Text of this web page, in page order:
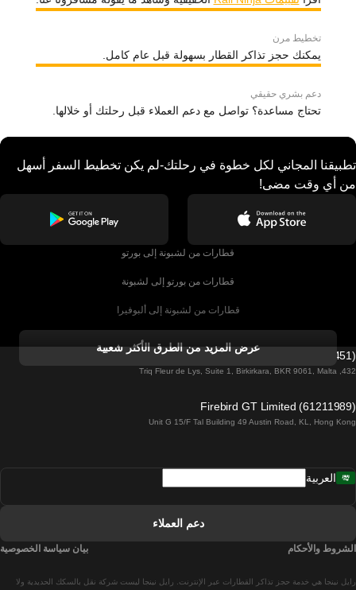
تخطيط مرن
يمكنك حجز تذاكر القطار بسهولة قبل عام كامل.
دعم بشري حقيقي
تحتاج مساعدة؟ تواصل مع دعم العملاء قبل رحلتك أو خلالها.
تطبيقنا المجاني لكل خطوة في رحلتك-لم يكن تخطيط السفر أسهل
من أي وقت مضى!
قطارات من لشبونة إلى بورتو
قطارات من بورتو إلى لشبونة
قطارات من لشبونة إلى ألبوفيرا
قطارات من ألبوفيرا إلى لشبونة
قطارات من لشبونة إلى لاغوس
قطارات من لشبونة إلى مدريد
عرض المزيد من الطرق الأكثر شعبية
Firebird GT Limited (OC 1451)
432, Triq Fleur de Lys, Suite 1, Birkirkara, BKR 9061, Malta
Firebird GT Limited (61211989)
Unit G 15/F Tal Building 49 Austin Road, KL, Hong Kong
رايل نينجا هي خدمة حجز تذاكر القطارات عبر الإنترنت. رايل نينجا ليست شركة نقل بالسكك الحديدية ولا
العربية
دعم العملاء
الشروط والأحكام بيان سياسة الخصوصية